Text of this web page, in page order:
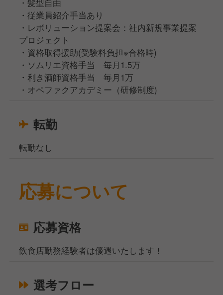
・従業員紹介手当あり
・レボリューション提案会：社内新規事業提案
プロジェクト
・資格取得援助(受験料負担※合格時)
・ソムリエ資格手当 毎月1.5万
・利き酒師資格手当 毎月1万
・オペファクアカデミー（研修制度)
転勤
転勤なし
応募について
応募資格
飲食店勤務経験者は優遇いたします！
選考フロー